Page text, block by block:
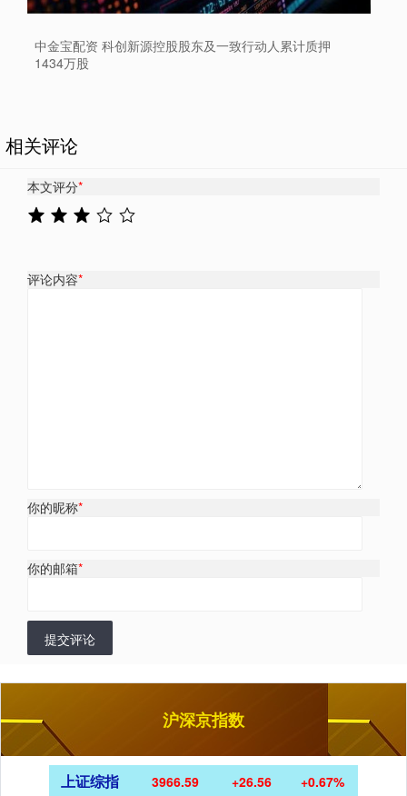
中金宝配资 科创新源控股股东及一致行动人累计质押
1434万股
相关评论
本文评分*
评论内容*
你的昵称*
你的邮箱*
提交评论
沪深京指数
上证综指 3966.59 +26.56 +0.67%